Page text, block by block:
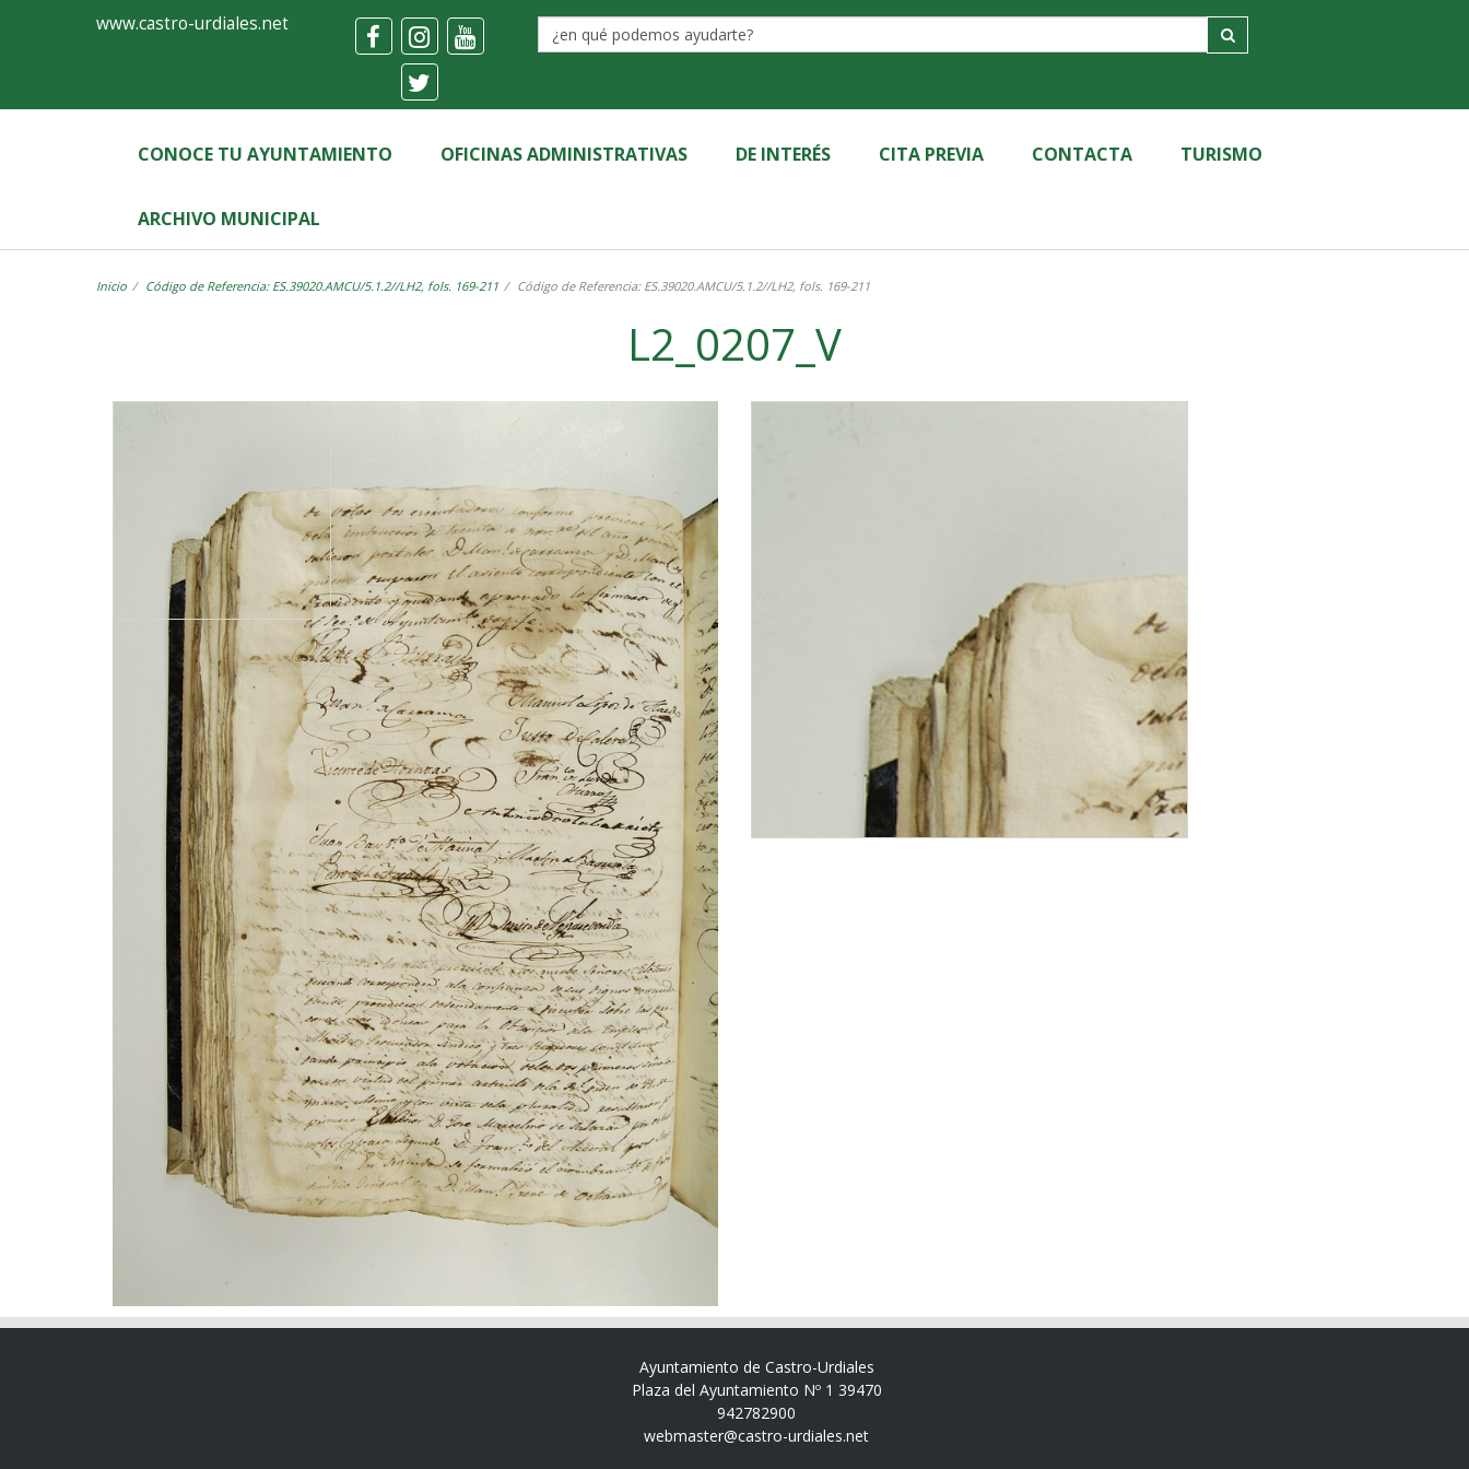
Ayuntamiento
Castro-
Urdiales
www.castro-urdiales.net
CONOCE TU AYUNTAMIENTO OFICINAS ADMINISTRATIVAS DE INTERÉS CITA PREVIA CONTACTA TURISMO
ARCHIVO MUNICIPAL
Inicio Código de Referencia: ES.39020.AMCU/5.1.2//LH2, fols. 169-211 Código de Referencia: ES.39020.AMCU/5.1.2//LH2, fols. 169-211
L2_0207_V
Ayuntamiento de Castro-Urdiales
Plaza del Ayuntamiento Nº 1 39470
942782900
webmaster@castro-urdiales.net